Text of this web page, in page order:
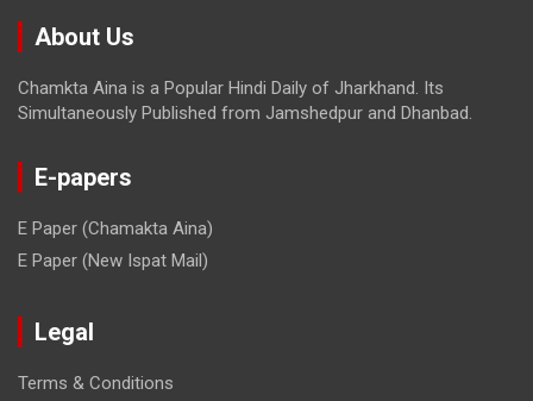
About Us
Chamkta Aina is a Popular Hindi Daily of Jharkhand. Its
Simultaneously Published from Jamshedpur and Dhanbad.
E-papers
E Paper (Chamakta Aina)
E Paper (New Ispat Mail)
Legal
Terms & Conditions